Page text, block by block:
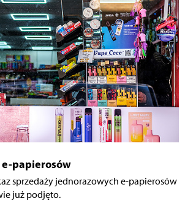
e-papierosów
sprzedaży jednorazowych e-papierosów
już podjęto.